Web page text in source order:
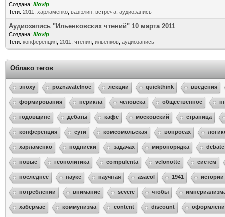
Создана: lilovip
Теги: 2011 харламенко вазюлин встреча аудиозапись
Аудиозапись "Ильенковских чтений" 10 марта 2011
Создана: lilovip
Теги: конференция 2011 чтения ильенков аудиозапись
Облако тегов
эпоху poznavatelnoe лекции quickthink введения
формирования перикла человека общественное
годовщине дебаты кафе московский страница
конференция сути комсомольская вопросах
харламенко подписки задачах миропорядка debate
новые геополитика compulenta velonotte систем
последнее науке научная asacol 1941 истории
потреблении внимание severe чтобы
хабермас коммунизма content discount